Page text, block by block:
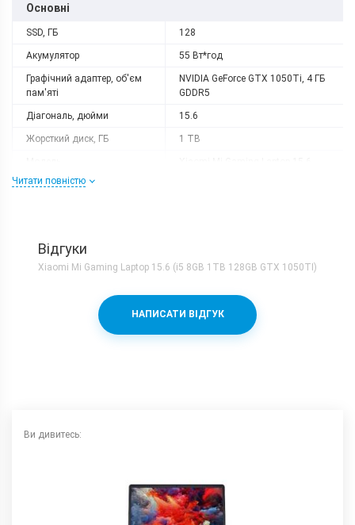
Основні
SSD, ГБ 128
Акумулятор 55 Вт*год
Графічний адаптер, об'єм
пам'яті
NVIDIA GeForce GTX 1050Ti, 4 ГБ
GDDR5
Діагональ, дюйми 15.6
Жорсткий диск, ГБ 1 TB
Оперативна пам'ять, ГБ
Процесор
Intel Core i5-7300HQ
802.11 a/b/g/n/ас, 2.4 + 5 ГГц
3.5 мм
Читати повністю
Відгуки
Xiaomi Mi Gaming Laptop 15.6 (i5 8GB 1TB 128GB GTX 1050TI)
НАПИСАТИ ВІДГУК
Ви дивитесь: